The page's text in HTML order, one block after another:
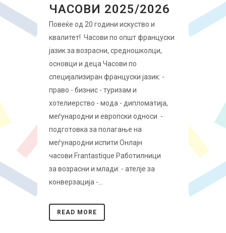
ЧАСОВИ 2025/2026
Повеќе од 20 години искуство и
квалитет! Часови по општ француски
јазик за возрасни, средношколци,
основци и деца Часови по
специјализиран француски јазик: -
право - бизнис - туризам и
хотелиерство - мода - дипломатија,
меѓународни и европски односи -
подготовка за полагање на
меѓународни испити Онлајн
часови Frantastique Работилници
за возрасни и млади: - ателјe за
конверзација -...
READ MORE